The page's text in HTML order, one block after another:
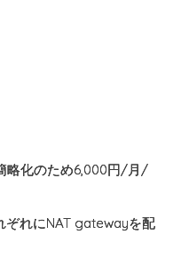
略化のため6,000円/月/
ぞれにNAT gatewayを配